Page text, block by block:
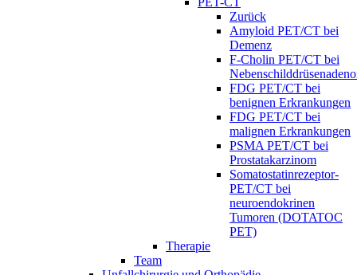
Zurück
Amyloid PET/CT bei
Demenz
F-Cholin PET/CT bei
FDG PET/CT bei
benignen Erkrankungen
FDG PET/CT bei
malignen Erkrankungen
PSMA PET/CT bei
Prostatakarzinom
Somatostatinrezeptor-
PET/CT bei
neuroendokrinen
Tumoren (DOTATOC
PET)
Therapie
Team